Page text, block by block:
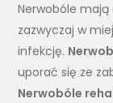
Nerwobóle
zazwyczaj w
infekcję.
uporać się ze
Nerwobóle